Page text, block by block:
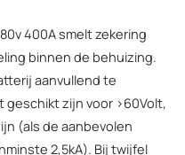
400A smelt zekering
binnen de behuizing.
aanvullend te
geschikt zijn voor >60Volt,
(als de aanbevolen
2,5kA). Bij twijfel